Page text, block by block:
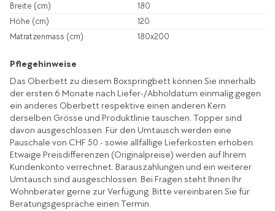
Breite (cm)
180
Höhe (cm)
120
Matratzenmass (cm)
180x200
Pflegehinweise
Das Oberbett zu diesem Boxspringbett können Sie innerhalb
der ersten 6 Monate nach Liefer-/Abholdatum einmalig gegen
ein anderes Oberbett respektive einen anderen Kern
derselben Grösse und Produktlinie tauschen. Topper sind
davon ausgeschlossen. Für den Umtausch werden eine
Pauschale von CHF 50.- sowie allfällige Lieferkosten erhoben.
Etwaige Preisdifferenzen (Originalpreise) werden auf Ihrem
Kundenkonto verrechnet. Barauszahlungen und ein weiterer
Umtausch sind ausgeschlossen. Bei Fragen steht Ihnen Ihr
Wohnberater gerne zur Verfügung. Bitte vereinbaren Sie für
Beratungsgespräche einen Termin.